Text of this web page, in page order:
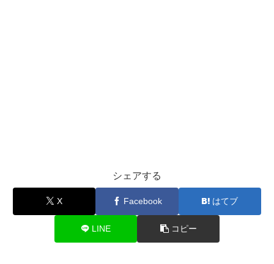
シェアする
X Facebook はてブ
LINE コピー